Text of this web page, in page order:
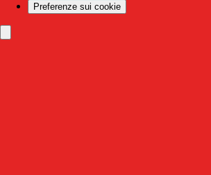
Preferenze sui cookie